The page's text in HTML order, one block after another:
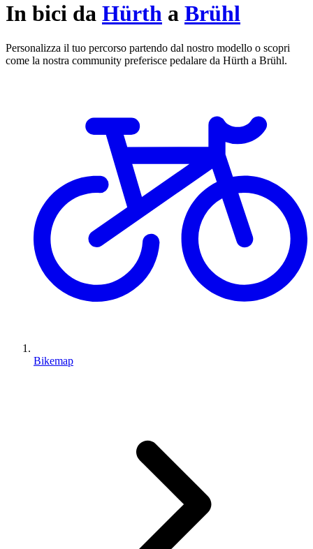
In bici da Hürth a Brühl
Personalizza il tuo percorso partendo dal nostro modello o scopri
come la nostra community preferisce pedalare da Hürth a Brühl.
Bikemap